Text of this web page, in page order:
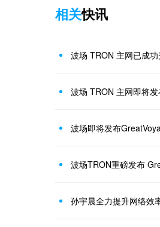
相关快讯
波场 TRON 主网已成
波场 TRON 主网即将
波场即将发布
波场TRON重磅发布
孙宇晨全力提升网络效